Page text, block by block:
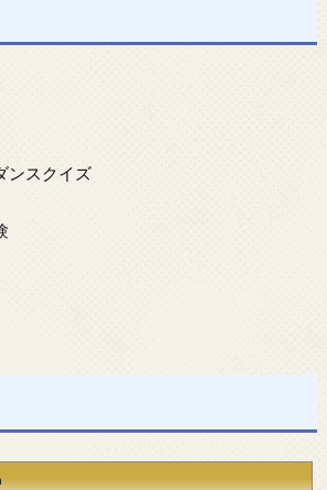
ンスクイズ